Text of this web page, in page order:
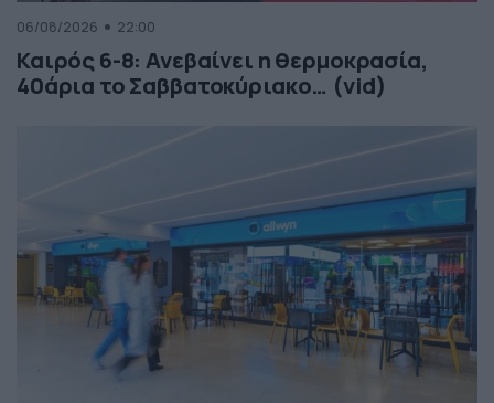
06/08/2026 22:00
Καιρός 6-8: Ανεβαίνει η θερμοκρασία,
40άρια το Σαββατοκύριακο… (vid)